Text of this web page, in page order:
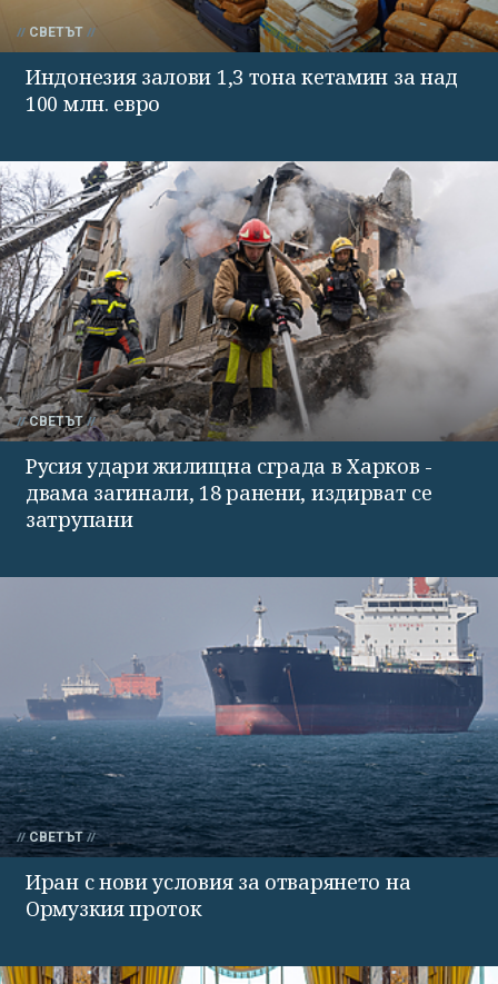
СВЕТЪТ
Индонезия залови 1,3 тона кетамин за над
100 млн. евро
СВЕТЪТ
Русия удари жилищна сграда в Харков -
двама загинали, 18 ранени, издирват се
затрупани
СВЕТЪТ
Иран с нови условия за отварянето на
Ормузкия проток